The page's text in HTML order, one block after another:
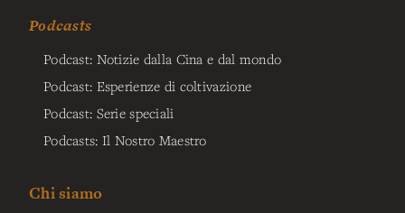
Podcasts
Podcast: Notizie dalla Cina e dal mondo
Podcast: Esperienze di coltivazione
Podcast: Serie speciali
Podcasts: Il Nostro Maestro
Chi siamo